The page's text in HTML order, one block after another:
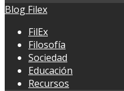
Blog Filex
FilEx
Filosofía
Sociedad
Educación
Recursos